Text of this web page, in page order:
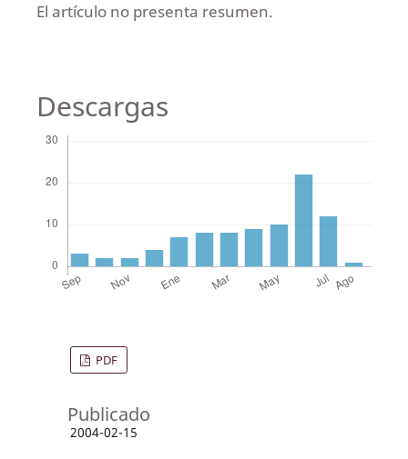
El artículo no presenta resumen.
Descargas
PDF
Publicado
2004-02-15